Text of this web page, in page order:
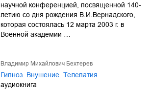
научной конференцией, посвященной 140-
летию со дня рождения В.И.Вернадского,
которая состоялась 12 марта 2003 г. в
Военной академии …
Владимир Михайлович Бехтерев
Гипноз. Внушение. Телепатия
аудиокнига